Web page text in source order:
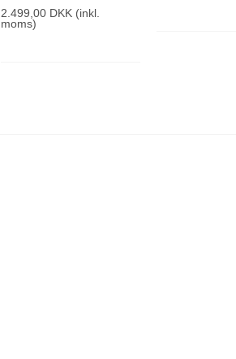
2.499,00 DKK(inkl.
moms)